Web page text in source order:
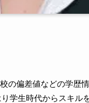
の偏差値などの学歴
学生時代からスキル